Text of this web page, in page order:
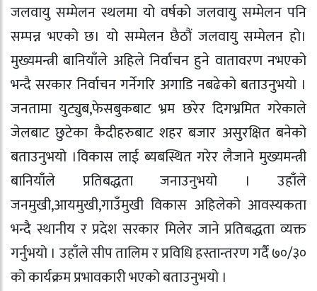
जलवायु सम्मेलन स्थलमा यो वर्षको जलवायु सम्मेलन पनि
सम्पन्न भएको छ। यो सम्मेलन छैठौं जलवायु सम्मेलन हो।
मुख्यमन्त्री बानियाँले अहिले निर्वाचन हुने वातावरण नभएको
भन्दै सरकार निर्वाचन गर्नेगरि अगाडि नबढेको बताउनुभयो ।
जनतामा युट्युब,फेसबुकबाट भ्रम छरेर दिगभ्रमित गरेकाले
जेलबाट छुटेका कैदीहरुबाट शहर बजार असुरक्षित बनेको
बताउनुभयो ।विकास लाई ब्यबस्थित गरेर लैजाने मुख्यमन्त्री
बानियाँले प्रतिबद्धता जनाउनुभयो । उहाँले
जनमुखी,आयमुखी,गाउँमुखी विकास अहिलेको आवस्यकता
भन्दै स्थानीय र प्रदेश सरकार मिलेर जाने प्रतिबद्धता व्यक्त
गर्नुभयो । उहाँले सीप तालिम र प्रविधि हस्तान्तरण गर्दै ७०/३०
को कार्यक्रम प्रभावकारी भएको बताउनुभयो ।